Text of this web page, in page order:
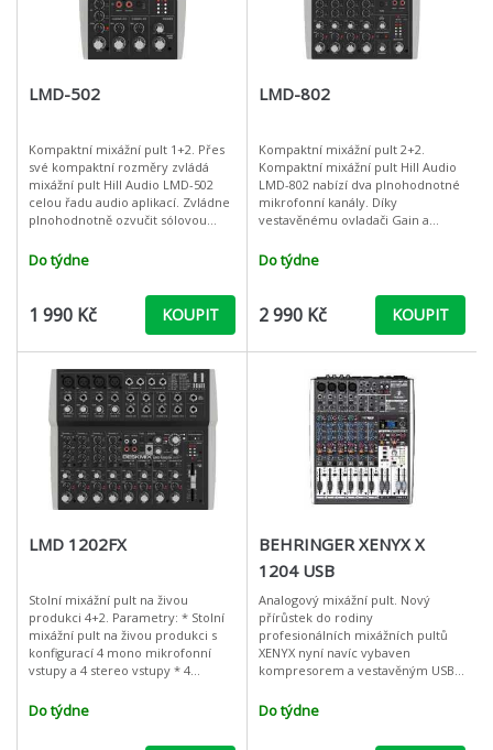
LMD-502
Kompaktní mixážní pult 1+2. Přes
své kompaktní rozměry zvládá
mixážní pult Hill Audio LMD-502
celou řadu audio aplikací. Zvládne
plnohodnotně ozvučit sólovou
stejně jako výrobu podkastů,
Do týdne
1 990 Kč KOUPIT
LMD-802
Kompaktní mixážní pult 2+2.
Kompaktní mixážní pult Hill Audio
LMD-802 nabízí dva plnohodnotné
mikrofonní kanály. Díky
vestavěnému ovladači Gain a
na obou mikrofonních kanálech
nastavit
Do týdne
2 990 Kč KOUPIT
LMD 1202FX
Stolní mixážní pult na živou
produkci 4+2. Parametry: * Stolní
mixážní pult na živou produkci s
konfigurací 4 mono mikrofonní
vstupy a 4 stereo vstupy * 4
nastavením citlivosti ov
Do týdne
BEHRINGER XENYX X
1204 USB
Analogový mixážní pult. Nový
přírůstek do rodiny
profesionálních mixážních pultů
XENYX nyní navíc vybaven
kompresorem a vestavěným USB
4 mono vstupy 3-pásm.
Do týdne